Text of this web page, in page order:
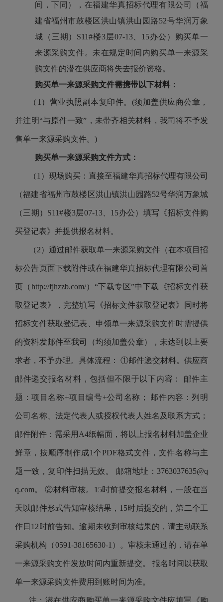
间，下同），在福建华真招标代理有限公司（福
建省福州市鼓楼区洪山镇洪山园路52号华润万象
城（三期）S11#楼3层07-13、15办公）购买单一
来源采购文件。未在规定时间内购买单一来源采
购文件的潜在供应商将失去报价资格。
购买单一来源采购文件需携带以下材料：
（1）营业执照副本复印件。(须加盖供应商公章，
并注明“与原件一致”，未带齐相关材料，我司将不予发
售单一来源采购文件。)
购买单一来源采购文件方式：
（1）现场购买：直接至福建华真招标代理有限公司
（福建省福州市鼓楼区洪山镇洪山园路52号华润万象城
（三期）S11#楼3层07-13、15办公）填写《招标文件购
买登记表》并提供报名材料。
（2）通过邮件获取单一来源采购文件（在本项目招
标公告页面下载附件或在福建华真招标代理有限公司首
页（http://fjhzzb.com/）“下载专区”中下载《招标文件获
取登记表》，完整填写《招标文件获取登记表》同时将
招标文件获取登记表、申领单一来源采购文件时需提供
的资料发邮件至我司（均须加盖公章），未达到以上要
求者，不予办理。具体流程： ①邮件递交材料。供应商
邮件递交报名材料，包括但不限于以下内容： 邮件主
题：项目名称+项目编号+公司名称； 邮件内容：列明
公司名称、法定代表人或授权代表人姓名及联系方式；
邮件附件：需采用A4纸幅面，将以上报名材料加盖企业
鲜章，按顺序制作成1个PDF格式文件，文件名称与主
题一致，复印件扫描无效。 邮箱地址：3763037635@q
q.com。 ②材料审核。15时前提交报名材料，一般在当
天以邮件形式告知审核结果，15时后提交的，第二个工
作日12时前告知。逾期未收到审核结果的，请主动联系
采购机构（0591-38165630-1）。审核未通过的，请在单
一来源采购文件发放时间内重新提交。 报名时间以获取
单一来源采购文件费用到账时间为准。
注：潜在供应商购买单一来源采购文件应填写《购